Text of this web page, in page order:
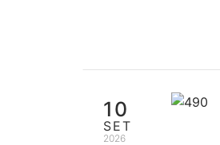
10
SET
2026